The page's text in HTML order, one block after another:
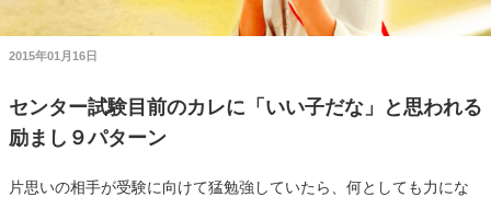
2015年01月16日
センター試験目前のカレに「いい子だな」と思われる
励まし９パターン
片思いの相手が受験に向けて猛勉強していたら、何としても力にな